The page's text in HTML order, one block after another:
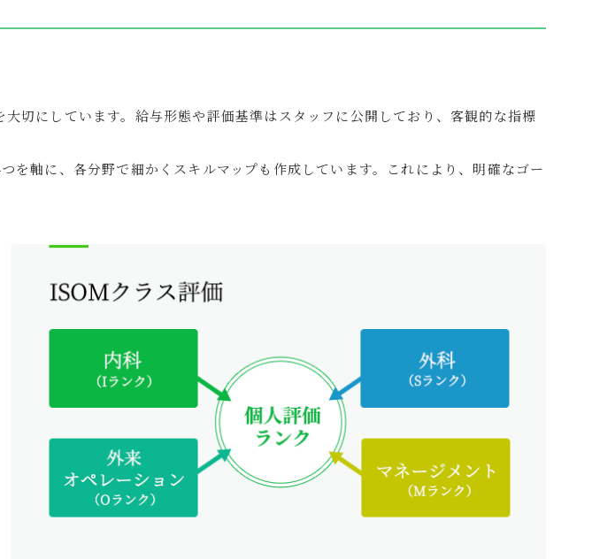
切にしています。給与形態や評価基準はスタッフに公開しており、客観的な指標
軸に、各分野で細かくスキルマップも作成しています。これにより、明確なゴー